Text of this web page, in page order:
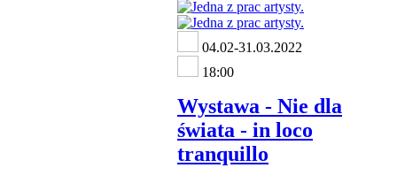
04.02-31.03.2022
18:00
Wystawa - Nie dla
świata - in loco
tranquillo